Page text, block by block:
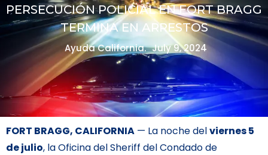
PERSECUCIÓN POLICIAL EN FORT BRAGG
TERMINA EN ARRESTOS
Ayuda California. July 9, 2024
FORT BRAGG, CALIFORNIA — La noche delviernes 5
de julio, la Oficina del Sheriff del Condado de